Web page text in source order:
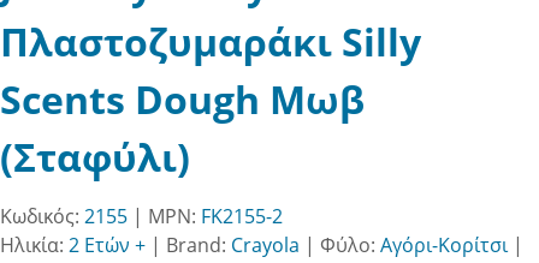
Πλαστοζυμαράκι Silly
Scents Dough Μωβ
(Σταφύλι)
Κωδικός: 2155 | MPN: FK2155-2
Ηλικία: 2 Ετών + | Brand: Crayola | Φύλο: Αγόρι-Κορίτσι|